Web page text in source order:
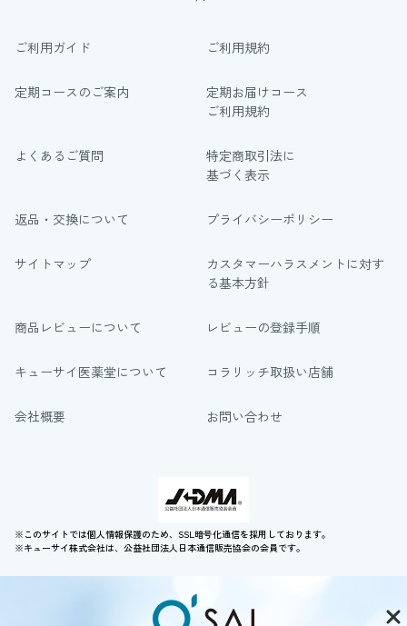
ご利用ガイド ご利用規約
定期コースのご案内
定期お届けコース
ご利用規約
よくあるご質問
特定商取引法に
基づく表示
返品・交換について プライバシーポリシー
サイトマップ
カスタマーハラスメントに対す
る基本方針
商品レビューについて レビューの登録手順
キューサイ医薬堂について コラリッチ取扱い店舗
会社概要 お問い合わせ
※このサイトでは個人情報保護のため、SSL暗号化通信を採用しております。
※キューサイ株式会社は、公益社団法人日本通信販売協会の会員です。